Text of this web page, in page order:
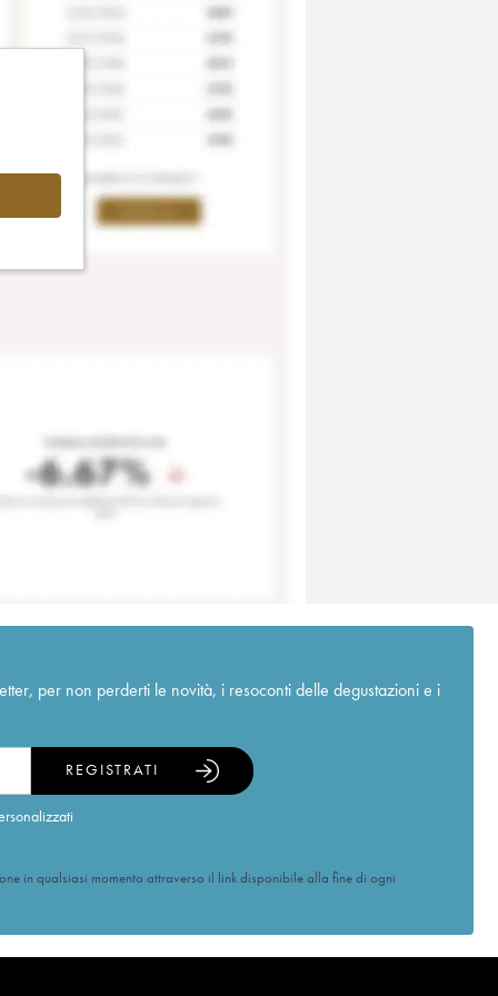
per non perderti le novità, i resoconti delle degustazioni e i
REGISTRATI
in qualsiasi momento attraverso il link disponibile alla fine di ogni